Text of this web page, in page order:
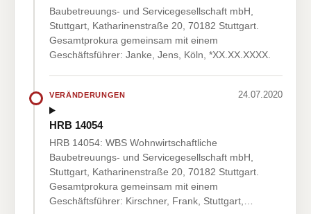
Baubetreuungs- und Servicegesellschaft mbH,
Stuttgart, Katharinenstraße 20, 70182 Stuttgart.
Gesamtprokura gemeinsam mit einem
Geschäftsführer: Janke, Jens, Köln, *XX.XX.XXXX.
VERÄNDERUNGEN 24.07.2020
HRB 14054
HRB 14054: WBS Wohnwirtschaftliche
Baubetreuungs- und Servicegesellschaft mbH,
Stuttgart, Katharinenstraße 20, 70182 Stuttgart.
Gesamtprokura gemeinsam mit einem
Geschäftsführer: Kirschner, Frank, Stuttgart,…